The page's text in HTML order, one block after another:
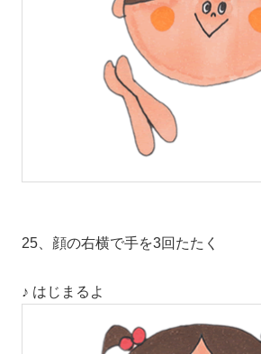
25、顔の右横で手を3回たたく
♪ はじまるよ